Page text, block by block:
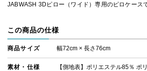
JABWASH 3Dピロー（ワイド）専用のピロケース
この商品の仕様
商品サイズ 幅72cm × 長さ76cm
素材・仕様
【側地表】ポリエステル85％ ポ